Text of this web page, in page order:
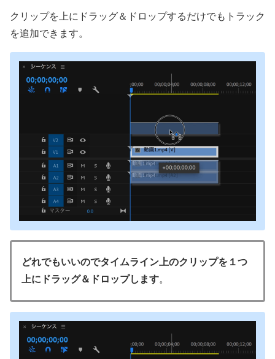
クリップを上にドラッグ＆ドロップするだけでもトラック
を追加できます。
どれでもいいのでタイムライン上のクリップを１つ
上にドラッグ＆ドロップします。